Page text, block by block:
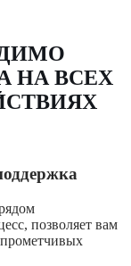
НА ВСЕХ
позволяет вам